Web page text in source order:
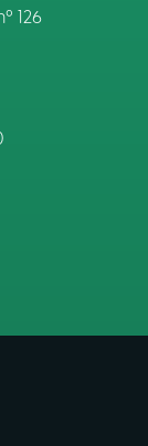
126